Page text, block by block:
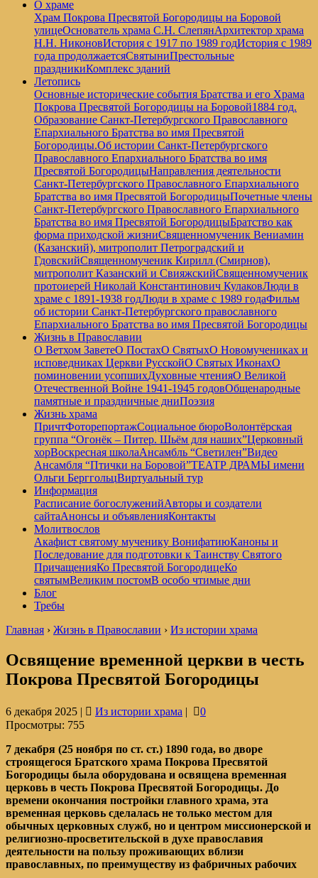
О храме
Храм Покрова Пресвятой Богородицы на Боровой
улицеОснователь храма С.Н. СлепянАрхитектор храма
Н.Н. НиконовИстория с 1917 по 1989 годИстория с 1989
года продолжаетсяСвятыниПрестольные
праздникиКомплекс зданий
Летопись
Основные исторические события Братства и его Храма
Покрова Пресвятой Богородицы на Боровой1884 год.
Образование Санкт-Петербургского Православного
Епархиального Братства во имя Пресвятой
Богородицы.Об истории Санкт-Петербургского
Православного Епархиального Братства во имя
Пресвятой БогородицыНаправления деятельности
Санкт-Петербургского Православного Епархиального
Братства во имя Пресвятой БогородицыПочетные члены
Санкт-Петербургского Православного Епархиального
Братства во имя Пресвятой БогородицыБратство как
форма приходской жизниСвященномученик Вениамин
(Казанский), митрополит Петроградский и
ГдовскийСвященномученик Кирилл (Смирнов),
митрополит Казанский и СвияжскийСвященномученик
протоиерей Николай Константинович КулаковЛюди в
храме с 1891-1938 годЛюди в храме с 1989 годаФильм
об истории Санкт-Петербургского православного
Епархиального Братства во имя Пресвятой Богородицы
Жизнь в Православии
О Ветхом ЗаветеО ПостахО СвятыхО Новомучениках и
исповедниках Церкви РусскойО Святых ИконахО
поминовении усопшихДуховные чтенияО Великой
Отечественной Войне 1941-1945 годовОбщенародные
памятные и праздничные дниПоэзия
Жизнь храма
ПричтФоторепортажСоциальное бюроВолонтёрская
группа “Огонёк – Питер. Шьём для наших”Церковный
хорВоскресная школаАнсамбль “Светилен”Видео
Ансамбля “Птички на Боровой”ТЕАТР ДРАМЫ имени
Ольги БерггольцВиртуальный тур
Информация
Расписание богослуженийАвторы и создатели
сайтаАнонсы и объявленияКонтакты
Молитвослов
Акафист святому мученику ВонифатиюКаноны и
Последование для подготовки к Таинству Святого
ПричащенияКо Пресвятой БогородицеКо
святымВеликим постомВ особо чтимые дни
Блог
Требы
Главная › Жизнь в Православии › Из истории храма
Освящение временной церкви в честь
Покрова Пресвятой Богородицы
6 декабря 2025 | Из истории храма |
0
Просмотры: 755
7 декабря (25 ноября по ст. ст.) 1890 года, во дворе
строящегося Братского храма Покрова Пресвятой
Богородицы была оборудована и освящена временная
церковь в честь Покрова Пресвятой Богородицы. До
времени окончания постройки главного храма, эта
временная церковь сделалась не только местом для
обычных церковных служб, но и центром миссионерской и
религиозно-просветительской в духе православия
деятельности на пользу проживающих вблизи
православных, по преимуществу из фабричных рабочих